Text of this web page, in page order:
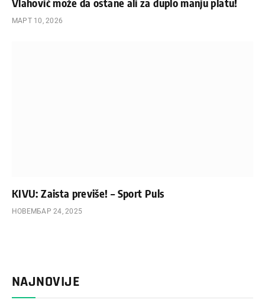
МАРТ 10, 2026
KIVU: Zaista previše! – Sport Puls
НОВЕМБАР 24, 2025
NAJNOVIJE